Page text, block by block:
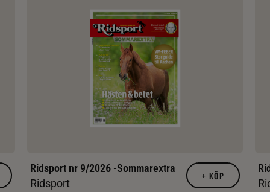
Ridsport nr 9/2026 -Sommarextra
Ridsport
+ KÖP